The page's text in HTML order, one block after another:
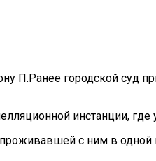
П.Ранее городской суд
инстанции,
с ним в одной